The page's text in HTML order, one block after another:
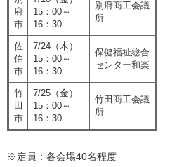
府
市
15：00～
16：30
別府商工会議
所
佐
伯
市
7/24（木）
15：00～
16：30
保健福祉総合
センター和楽
竹
田
市
7/25（金）
15：00～
16：30
竹田商工会議
所
※定員：各会場40名程度